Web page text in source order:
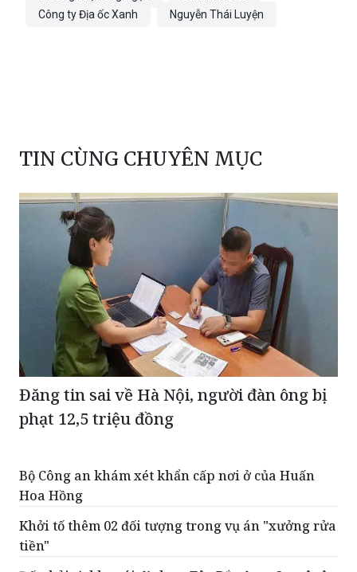
Đăng tin sai về Hà Nội, người đàn ông bị
phạt 12,5 triệu đồng
Bộ Công an khám xét khẩn cấp nơi ở của Huấn
Khởi tố thêm 02 đối tượng trong vụ án "xưởng rửa
tiền"
Đất thải từ khu tái định cư Tây Bắc được 2 xe ô tô
vận chuyển đổ không đúng nơi quy định